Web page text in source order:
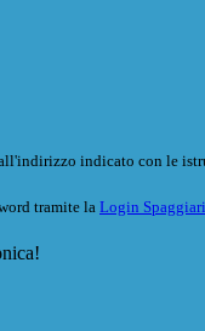
indicato con le
tramite la Login Spaggiari